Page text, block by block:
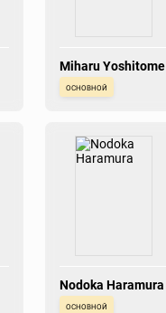
Miharu Yoshitome
основной
Nodoka Haramura
основной